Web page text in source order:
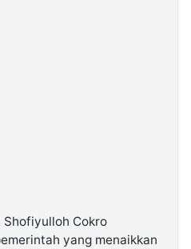
Shofiyulloh Cokro
yang menaikkan